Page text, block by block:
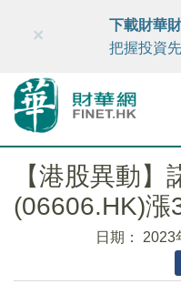
財華智庫網 FINTV
×
下載財華
把握投資
【港股異動】
(06606.HK)漲
日期： 2023